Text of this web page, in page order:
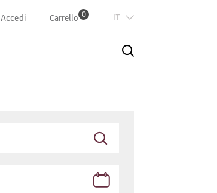
Accedi Carrello 0
English